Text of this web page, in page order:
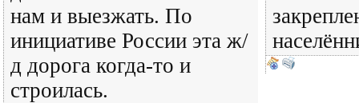
нам и выезжать. По
инициативе России эта ж/
д дорога когда-то и
строилась.